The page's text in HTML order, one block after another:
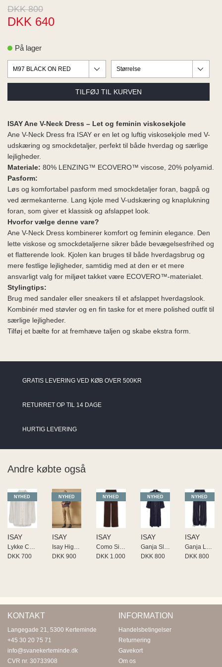
MODA
DKK 800
DKK 640
På lager
ISAY Ane V-Neck Dress – Let og feminin viskosekjole
Ane V-Neck Dress fra ISAY er en let og luftig viskosekjole med V-
udskæring og smockdetaljer, perfekt til både hverdag og særlige
lejligheder.
Materiale: 80% LENZING™ ECOVERO™ viscose, 20% polyamid.
Pasform:
Løs og komfortabel pasform med smockdetaljer foran, bagpå og
ved ærmekanterne. Lang kjole med V-udskæring og knaplukning
foran, som giver et klassisk og afslappet look.
Hvorfor vælge denne vare?
Ane V-Neck Dress kombinerer komfort og feminin elegance. Den
lette viskose og smockdetaljerne sikrer både bevægelsesfrihed og
et flatterende look. Kjolen kan bruges til både hverdagsbrug og
mere festlige lejligheder, samtidig med at den er et mere
ansvarligt valg for miljøet takket være ECOVERO™-materialet.
Stylingtips:
Brug med sandaler eller sneakers til et afslappet hverdagslook.
Kombinér med støvler og en fin taske for et mere polished outfit til
særlige lejligheder.
Tilføj et bælte for at fremhæve taljen og skabe ekstra form.
GRATIS LEVERING VED KØB OVER 500KR
RETURRET OP TIL 14 DAGE
HURTIG LEVERING
Andre købte også
NYHED
ISAY
Lykke Colar Shirt
DKK 700
NYHED
ISAY
Isay Highwaist Chino
DKK 900
NYHED
ISAY
Como Sit Twill Pant
DKK 1.000
NYHED
ISAY
Ganja Sleeve Dress
DKK 800
NYHED
ISAY
Ganja Loose Pant
DKK 800
KONTAKT
Langegade 21, 5300 Kerteminde
+45 30 20 75 71
info@svanekerteminde.dk
CVR nr. 30733908
INFORMATION
Handelsbetingelser
Returnering
Gavekort
Om os